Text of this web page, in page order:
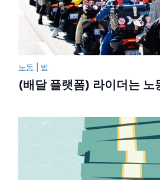
노동 법
(배달 플랫폼) 라이더는 노